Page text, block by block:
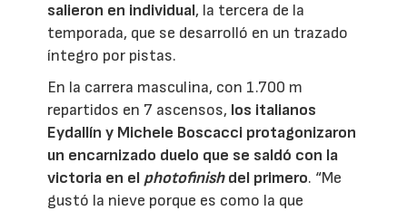
salieron en individual, la tercera de la
temporada, que se desarrolló en un trazado
íntegro por pistas.
En la carrera masculina, con 1.700 m
repartidos en 7 ascensos, los italianos
Eydallín y Michele Boscacci protagonizaron
un encarnizado duelo que se saldó con la
victoria en el photofinishdel primero. “Me
gustó la nieve porque es como la que